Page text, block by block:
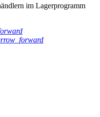
im Lagerprogramm